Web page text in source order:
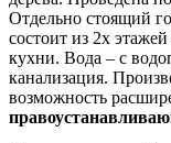
Отдельно стоящий
состоит из 2х
кухни. Вода – с
канализация.
возможность